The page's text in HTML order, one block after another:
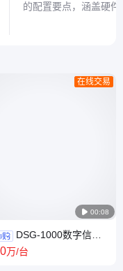
的配置要点，涵盖硬
 00:08
在线交易
DSG-1000数字信号
DAB+信号 源 质量好 品
万/台